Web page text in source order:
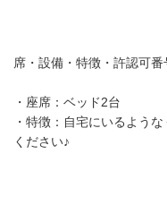
席・設備・特徴・許認可番
・座席：ベッド2台
・特徴：自宅にいるよう
ください♪